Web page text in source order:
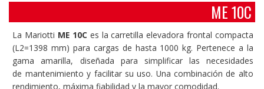
ME 10C
La Mariotti ME 10Ces la carretilla elevadora frontal compacta
(L2=1398 mm) para cargas de hasta 1000 kg. Pertenece a la
gama amarilla, diseñada para simplificar las necesidades
de mantenimiento y facilitar su uso. Una combinación de alto
rendimiento, máxima fiabilidad y la mayor comodidad.